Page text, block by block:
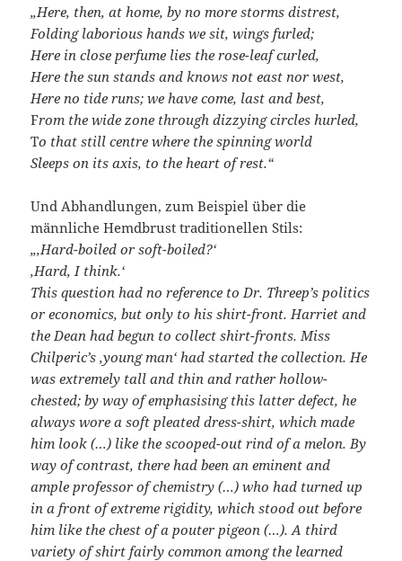
„Here, then, at home, by no more storms distrest,
Folding laborious hands we sit, wings furled;
Here in close perfume lies the rose-leaf curled,
Here the sun stands and knows not east nor west,
Here no tide runs; we have come, last and best,
From the wide zone through dizzying circles hurled,
To that still centre where the spinning world
Sleeps on its axis, to the heart of rest.“
Und Abhandlungen, zum Beispiel über die
männliche Hemdbrust traditionellen Stils:
„‚Hard-boiled or soft-boiled?‘
‚Hard, I think.‘
This question had no reference to Dr. Threep’s politics
or economics, but only to his shirt-front. Harriet and
the Dean had begun to collect shirt-fronts. Miss
Chilperic’s ‚young man‘ had started the collection. He
was extremely tall and thin and rather hollow-
chested; by way of emphasising this latter defect, he
always wore a soft pleated dress-shirt, which made
him look (…) like the scooped-out rind of a melon. By
way of contrast, there had been an eminent and
ample professor of chemistry (…) who had turned up
in a front of extreme rigidity, which stood out before
him like the chest of a pouter pigeon (…). A third
variety of shirt fairly common among the learned